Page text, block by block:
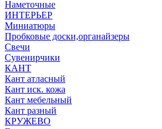
Наметочные
ИНТЕРЬЕР
Миниатюры
Пробковые доски,органайзеры
Свечи
Сувенирчики
КАНТ
Кант атласный
Кант иск. кожа
Кант мебельный
Кант разный
КРУЖЕВО